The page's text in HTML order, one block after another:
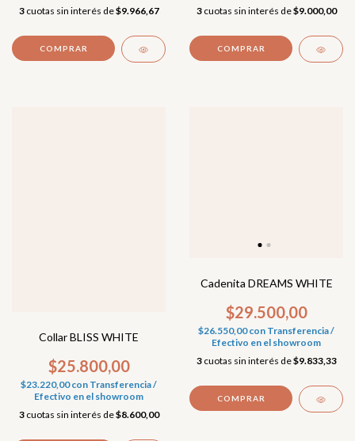
3 cuotas sin interés de$9.966,67
3 cuotas sin interés de$9.000,00
Collar BLISS WHITE
$25.800,00
$23.220,00con Transferencia /
Efectivo en el showroom
3 cuotas sin interés de$8.600,00
Cadenita DREAMS WHITE
$29.500,00
$26.550,00con Transferencia /
Efectivo en el showroom
3 cuotas sin interés de$9.833,33